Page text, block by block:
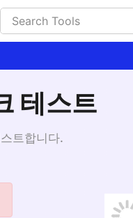
테스트
트합니다.